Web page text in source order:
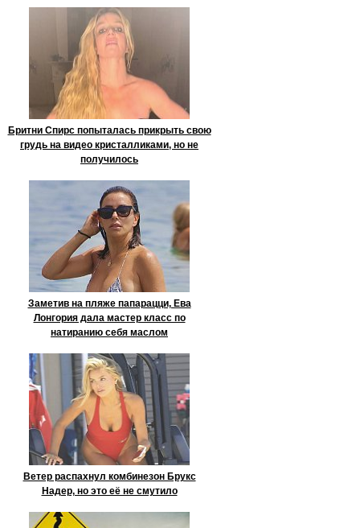
Бритни Спирс попыталась прикрыть свою
грудь на видео кристалликами, но не
получилось
Заметив на пляже папарацци, Ева
Лонгория дала мастер класс по
натиранию себя маслом
Ветер распахнул комбинезон Брукс
Надер, но это её не смутило